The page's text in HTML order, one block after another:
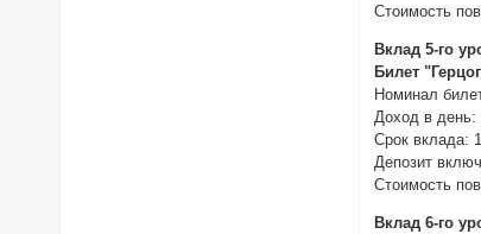
Стоимость
Вклад 5-го
Билет
Номинал
Доход в день:
Срок вклада:
Депозит
Стоимость
Вклад 6-го